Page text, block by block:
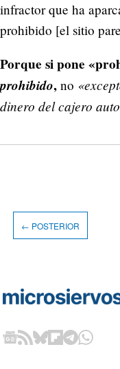
infractor que ha
prohibido [el sitio
Porque si pone
prohibido, no
dinero del cajero
← POSTERIOR